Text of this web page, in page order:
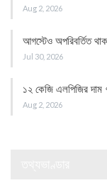
Aug 2, 2026
আগস্টেও অপরিবর্তিত
Jul 30, 2026
১২ কেজি এলপিজির দাম
Aug 2, 2026